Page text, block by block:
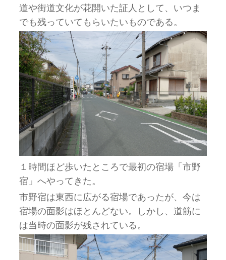
道や街道文化が花開いた証人として、いつま
でも残っていてもらいたいものである。
１時間ほど歩いたところで最初の宿場「市野
宿」へやってきた。
市野宿は東西に広がる宿場であったが、今は
宿場の面影はほとんどない。しかし、道筋に
は当時の面影が残されている。